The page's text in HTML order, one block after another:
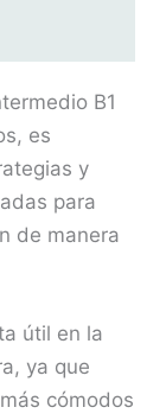
B1
es
y
para
de manera
útil en la
ya que
cómodos